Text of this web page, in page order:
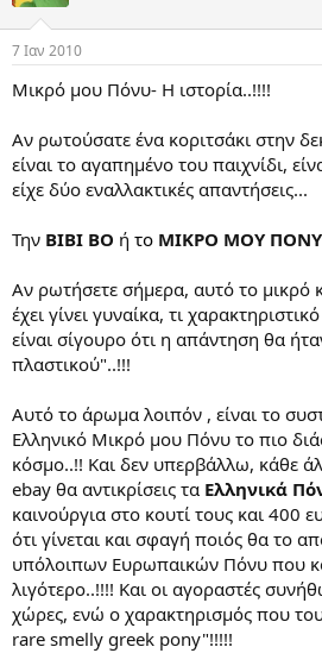
7 Ιαν 2010
Μικρό μου Πόνυ- Η ιστορία..!!!!
Αν ρωτούσατε ένα κοριτσάκι στην
είναι το αγαπημένο του παιχνίδι,
είχε δύο εναλλακτικές απαντήσεις...
Την ΒΙΒΙ ΒΟ ή το ΜΙΚΡΟ ΜΟΥ ΠΟΝΥ
Αν ρωτήσετε σήμερα, αυτό το μικρό
έχει γίνει γυναίκα, τι
είναι σίγουρο ότι η απάντηση θα
πλαστικού"..!!!
Αυτό το άρωμα λοιπόν , είναι το
Ελληνικό Μικρό μου Πόνυ το πιο
κόσμο..!! Και δεν υπερβάλλω, κάθε
ebay θα αντικρίσεις τα Ελληνικά
καινούργια στο κουτί τους και 400
ότι γίνεται και σφαγή ποιός θα το
υπόλοιπων Ευρωπαικών Πόνυ που
λιγότερο..!!!! Και οι αγοραστές
χώρες, ενώ ο χαρακτηρισμός που
rare smelly greek pony"!!!!!